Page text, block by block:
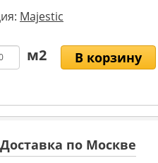
Majestic
В корзину
Доставка по Москве